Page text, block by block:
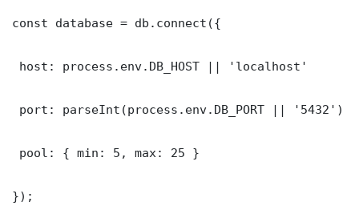
const database = db.connect({
host: process.env.DB_HOST || 'localhost'
port: parseInt(process.env.DB_PORT || '5432')
pool: { min: 5, max: 25 }
});